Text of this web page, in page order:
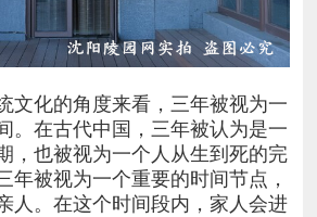
文化的角度来看，三年被视为一
。在古代中国，三年被认为是一
，也被视为一个人从生到死的完
年被视为一个重要的时间节点，
人。在这个时间段内，家人会进